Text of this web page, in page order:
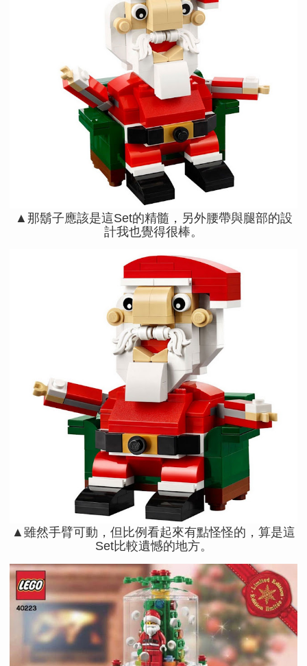
▲那鬍子應該是這Set的精髓，另外腰帶與腿部的設
計我也覺得很棒。
▲雖然手臂可動，但比例看起來有點怪怪的，算是這
Set比較遺憾的地方。